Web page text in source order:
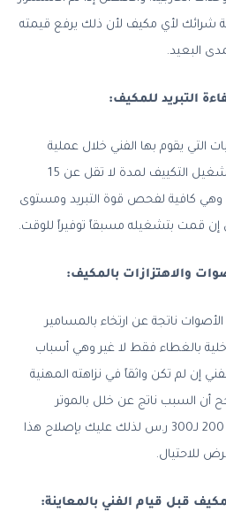
شرائك لأي مكيف لأن ذلك يرفع قيمته
البعيد.
التبريد للمكيف:
التي يقوم بها الفني خلال عملية
الفحص حيث يحتاج إلى تشغيل التكييف لمدة لا تقل عن 15
درجة 18 تقريباً وهي كافية لفحص قوة التبريد ومستوى
إن قمت بتشغيله مسبقاً توفيراً للوقت.
والاهتزازات بالمكيف:
ناتجة عن ارتخاء بالمسامير
بالغطاء فقط لا غير وهي أسباب
إن لم تكن واثقاً في نزاهته المهنية
أن السبب ناتج عن خلل بالموتر
لخفض السعر بمتوسط 200 لـ300 ر.س لذلك عليك بإصلاح هذا
للاحتيال.
قبل قيام الفني بالمعاينة: